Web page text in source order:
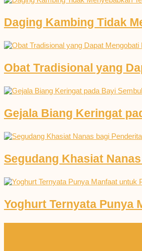
Daging Kambing Tidak
Obat Tradisional yang
Gejala Biang Keringat
Segudang Khasiat
Yoghurt Ternyata Punya